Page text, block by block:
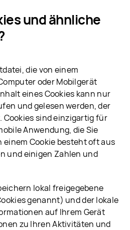
und ähnliche
die von einem
oder Mobilgerät
eines Cookies kann nur
und gelesen werden, der
Cookies sind einzigartig für
Anwendung, die Sie
einem Cookie besteht oft aus
und einigen Zahlen und
lokal freigegebene
genannt) und der lokale
auf Ihrem Gerät
zu Ihren Aktivitäten und